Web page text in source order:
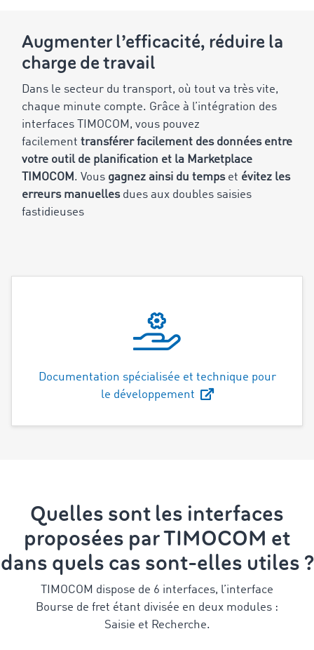
Augmenter l’efficacité, réduire la
charge de travail
Dans le secteur du transport, où tout va très vite,
chaque minute compte. Grâce à l’intégration des
interfaces TIMOCOM, vous pouvez
facilement transférer facilement des données entre
votre outil de planification et la Marketplace
TIMOCOM . Vous gagnez ainsi du tempset évitez les
erreurs manuelles dues aux doubles saisies
fastidieuses
Documentation spécialisée et technique pour
le développement
Quelles sont les interfaces
proposées par TIMOCOM et
dans quels cas sont-elles utiles ?
TIMOCOM dispose de 6 interfaces, l’interface
Bourse de fret étant divisée en deux modules :
Saisie et Recherche.